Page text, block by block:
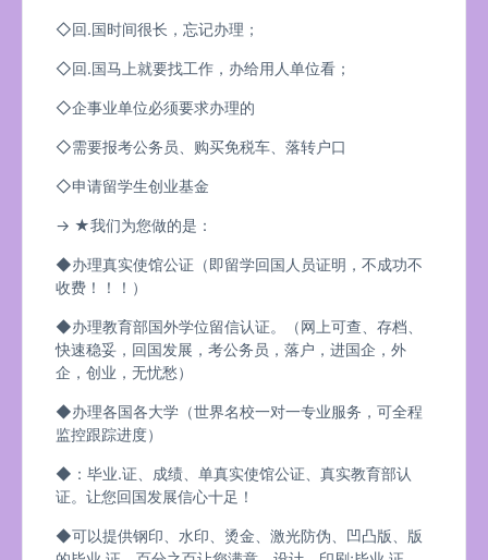
◇回.国时间很长，忘记办理；
◇回.国马上就要找工作，办给用人单位看；
◇企事业单位必须要求办理的
◇需要报考公务员、购买免税车、落转户口
◇申请留学生创业基金
→ ★我们为您做的是：
◆办理真实使馆公证（即留学回国人员证明，不成功不
收费！！！）
◆办理教育部国外学位留信认证。（网上可查、存档、
快速稳妥，回国发展，考公务员，落户，进国企，外
企，创业，无忧愁）
◆办理各国各大学（世界名校一对一专业服务，可全程
监控跟踪进度）
◆：毕业.证、成绩、单真实使馆公证、真实教育部认
证。让您回国发展信心十足！
◆可以提供钢印、水印、烫金、激光防伪、凹凸版、版